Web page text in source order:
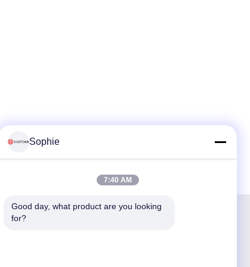
cấp keo sản xuất và R&D lớn nhất tại
Sophie
7:40 AM
Good day, what product are you looking
for?